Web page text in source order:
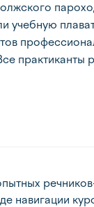
учебную
практиканты
навигации